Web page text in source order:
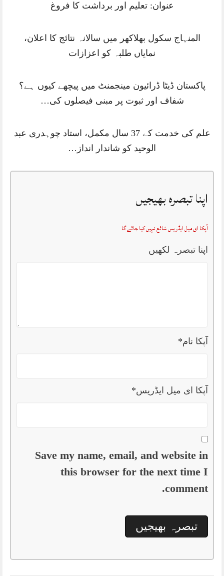
عنوان: تعلیم اور برداشت کا فروغ
المنہاج سکول بھلاکھر میں سالانہ نتائج کا اعلان،
نمایاں طلبہ کو اعزازات
پاکستان ڈیٹا ڈرائیون مینجمنٹ میں پیچھے کیوں ہے؟
شفاف اور ثبوت پر مبنی فیصلوں کی…
علم کی خدمت کے 37 سال مکمل، استاد چوہدری عبد
الوحید کو شاندار انداز…
اپنا تبصرہ بھیجیں
آپکا ای میل ایڈریس شائع نہیں کیا جائے گا
اپنا تبصرہ لکھیں
آپکا نام*
آپکا ای میل ایڈریس*
Save my name, email, and website in
this browser for the next time I
comment.